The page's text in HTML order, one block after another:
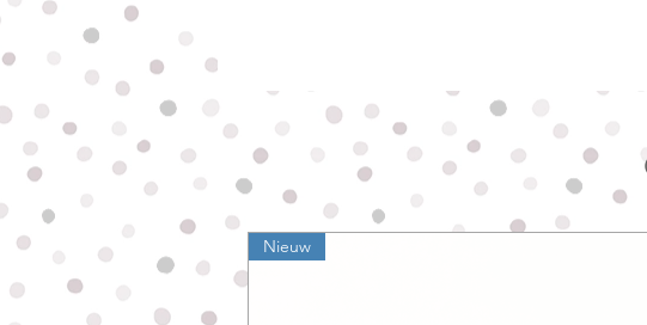
Nieuw